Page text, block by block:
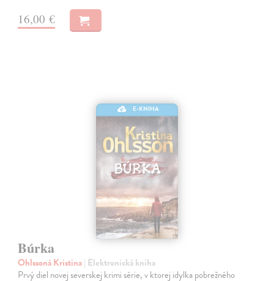
16,00 €
E-KNIHA
Búrka
Ohlssoná Kristina| Elektronická kniha
Prvý diel novej severskej krimi série, v ktorej idylka pobrežného